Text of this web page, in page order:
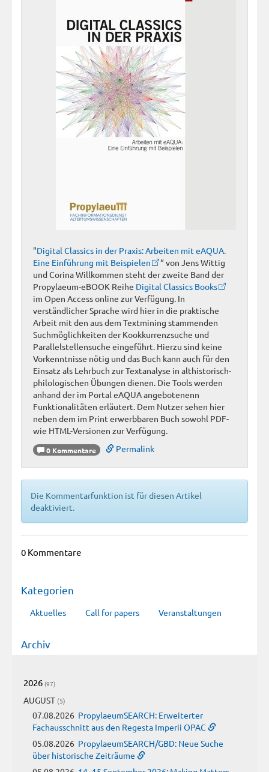
"Digital Classics in der Praxis: Arbeiten mit eAQUA.
Eine Einführung mit Beispielen
“ von Jens Wittig
und Corina Willkommen steht der zweite Band der
Propylaeum-eBOOK Reihe Digital Classics Books
im Open Access online zur Verfügung. In
verständlicher Sprache wird hier in die praktische
Arbeit mit den aus dem Textmining stammenden
Suchmöglichkeiten der Kookkurrenzsuche und
Parallelstellensuche eingeführt. Hierzu sind keine
Vorkenntnisse nötig und das Buch kann auch für den
Einsatz als Lehrbuch zur Textanalyse in althistorisch-
philologischen Übungen dienen. Die Tools werden
anhand der im Portal eAQUA angebotenenn
Funktionalitäten erläutert. Dem Nutzer sehen hier
neben dem im Print erwerbbaren Buch sowohl PDF-
wie HTML-Versionen zur Verfügung.
0 Kommentare Permalink
Die Kommentarfunktion ist für diesen Artikel
deaktiviert.
0 Kommentare
Kategorien
Aktuelles Call for papers Veranstaltungen
Archiv
2026 (97)
AUGUST (5)
07.08.2026 PropylaeumSEARCH: Erweiterter
Fachausschnitt aus den Regesta Imperii OPAC
05.08.2026 PropylaeumSEARCH/GBD: Neue Suche
über historische Zeiträume